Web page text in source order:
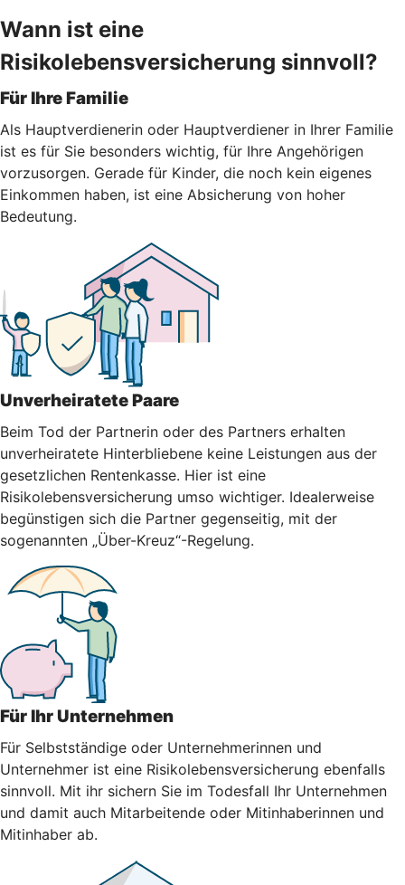
Wann ist eine
Risikolebensversicherung sinnvoll?
Für Ihre Familie
Als Hauptverdienerin oder Hauptverdiener in Ihrer Familie
ist es für Sie besonders wichtig, für Ihre Angehörigen
vorzusorgen. Gerade für Kinder, die noch kein eigenes
Einkommen haben, ist eine Absicherung von hoher
Bedeutung.
Unverheiratete Paare
Beim Tod der Partnerin oder des Partners erhalten
unverheiratete Hinterbliebene keine Leistungen aus der
gesetzlichen Rentenkasse. Hier ist eine
Risikolebensversicherung umso wichtiger. Idealerweise
begünstigen sich die Partner gegenseitig, mit der
sogenannten „Über-Kreuz“-Regelung.
Für Ihr Unternehmen
Für Selbstständige oder Unternehmerinnen und
Unternehmer ist eine Risikolebensversicherung ebenfalls
sinnvoll. Mit ihr sichern Sie im Todesfall Ihr Unternehmen
und damit auch Mitarbeitende oder Mitinhaberinnen und
Mitinhaber ab.